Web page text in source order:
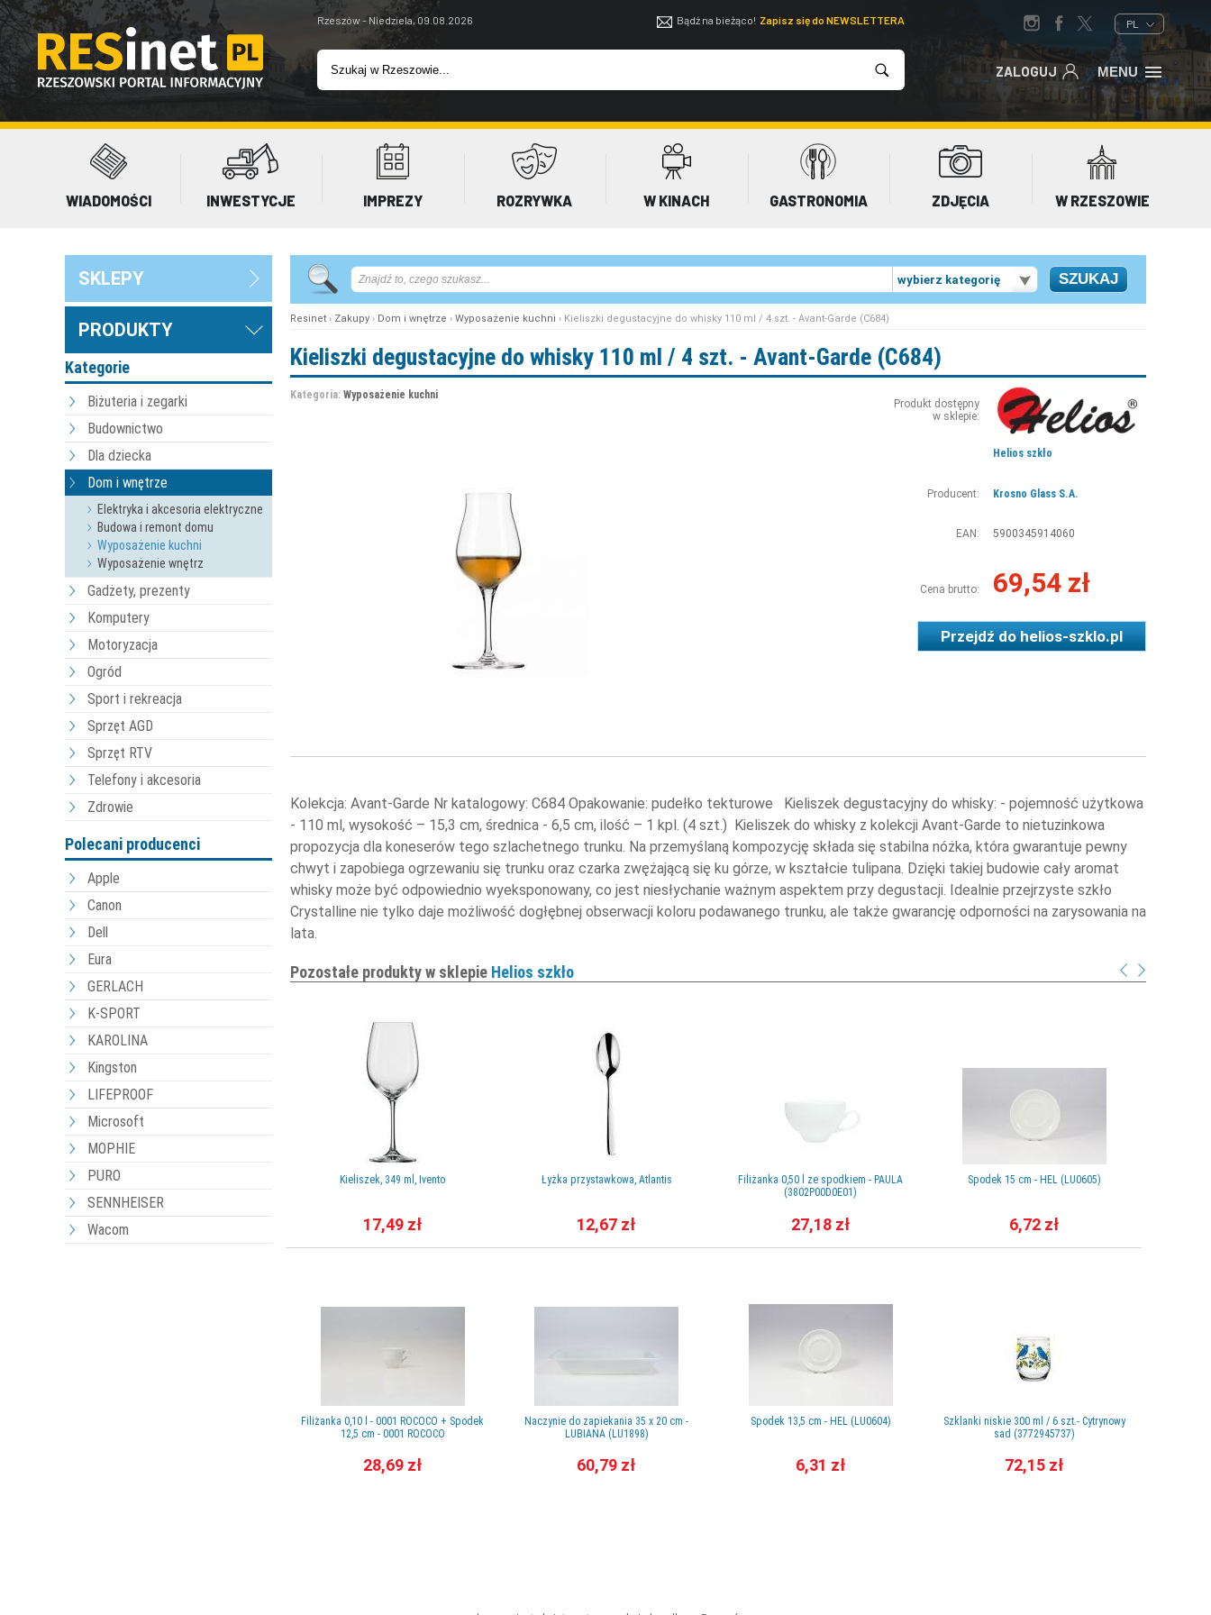
Rzeszów - Niedziela, 09.08.2026 Bądź na bieżąco! Zapisz się do NEWSLETTERA PL
ZALOGUJ MENU
WIADOMOŚCI INWESTYCJE IMPREZY ROZRYWKA W KINACH GASTRONOMIA ZDJĘCIA W RZESZOWIE
SKLEPY
PRODUKTY
Kategorie
Biżuteria i zegarki
Budownictwo
Dla dziecka
Dom i wnętrze
Elektryka i akcesoria elektryczne
Budowa i remont domu
Wyposażenie kuchni
Wyposażenie wnętrz
Gadżety, prezenty
Komputery
Motoryzacja
Ogród
Sport i rekreacja
Sprzęt AGD
Sprzęt RTV
Telefony i akcesoria
Zdrowie
Polecani producenci
Apple
Canon
Dell
Eura
GERLACH
K-SPORT
KAROLINA
Kingston
LIFEPROOF
Microsoft
MOPHIE
PURO
SENNHEISER
Wacom
wybierz kategorię
Resinet › Zakupy › Dom i wnętrze › Wyposażenie kuchni › Kieliszki degustacyjne do whisky 110 ml / 4 szt. - Avant-Garde (C684)
Kieliszki degustacyjne do whisky 110 ml / 4 szt. - Avant-Garde (C684)
Kategoria: Wyposażenie kuchni
Produkt dostępny
w sklepie:
Helios szkło
Producent: Krosno Glass S.A.
EAN: 5900345914060
Cena brutto: 69,54 zł
Przejdź dohelios-szklo.pl
Kolekcja: Avant-Garde Nr katalogowy: C684 Opakowanie: pudełko tekturowe Kieliszek degustacyjny do whisky: - pojemność użytkowa
- 110 ml, wysokość – 15,3 cm, średnica - 6,5 cm, ilość – 1 kpl. (4 szt.) Kieliszek do whisky z kolekcji Avant-Garde to nietuzinkowa
propozycja dla koneserów tego szlachetnego trunku. Na przemyślaną kompozycję składa się stabilna nóżka, która gwarantuje pewny
chwyt i zapobiega ogrzewaniu się trunku oraz czarka zwężającą się ku górze, w kształcie tulipana. Dzięki takiej budowie cały aromat
whisky może być odpowiednio wyeksponowany, co jest niesłychanie ważnym aspektem przy degustacji. Idealnie przejrzyste szkło
Crystalline nie tylko daje możliwość dogłębnej obserwacji koloru podawanego trunku, ale także gwarancję odporności na zarysowania na
lata.
Pozostałe produkty w sklepie Helios szkło
Kieliszek, 349 ml, Ivento
17,49 zł
Filiżanka 0,10 l - 0001 ROCOCO + Spodek
12,5 cm - 0001 ROCOCO
28,69 zł
Łyżka przystawkowa, Atlantis
12,67 zł
Naczynie do zapiekania 35 x 20 cm -
LUBIANA (LU1898)
60,79 zł
Filiżanka 0,50 l ze spodkiem - PAULA
(3802P00D0E01)
27,18 zł
Spodek 13,5 cm - HEL (LU0604)
6,31 zł
Spodek 15 cm - HEL (LU0605)
6,72 zł
Szklanki niskie 300 ml / 6 szt.- Cytrynowy
sad (3772945737)
72,15 zł